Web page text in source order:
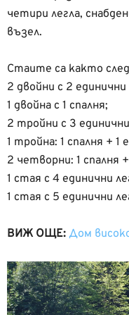
четири легла,
възел.
Стаите са както
2 двойни с 2 единични
1 двойна с 1 спалня;
2 тройни с 3
1 тройна: 1 спалня + 1
2 четворни: 1 спалня
1 стая с 4 единични
1 стая с 5 единични
ВИЖ ОЩЕ: Дом